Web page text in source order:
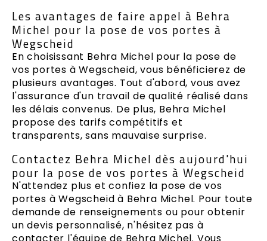
Les avantages de faire appel à Behra
Michel pour la pose de vos portes à
Wegscheid
En choisissant Behra Michel pour la pose de
vos portes à Wegscheid, vous bénéficierez de
plusieurs avantages. Tout d'abord, vous avez
l'assurance d'un travail de qualité réalisé dans
les délais convenus. De plus, Behra Michel
propose des tarifs compétitifs et
transparents, sans mauvaise surprise.
Contactez Behra Michel dès aujourd'hui
pour la pose de vos portes à Wegscheid
N'attendez plus et confiez la pose de vos
portes à Wegscheid à Behra Michel. Pour toute
demande de renseignements ou pour obtenir
un devis personnalisé, n'hésitez pas à
contacter l'équipe de Behra Michel. Vous